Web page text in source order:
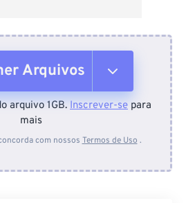
Arquivos
arquivo 1GB. Inscrever-se para
mais
com nossos Termos de Uso .